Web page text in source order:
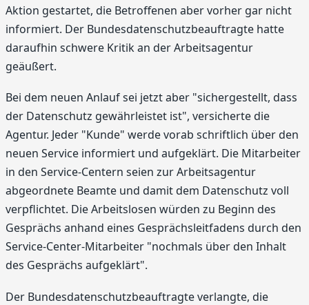
Aktion gestartet, die Betroffenen aber vorher gar nicht
informiert. Der Bundesdatenschutzbeauftragte hatte
daraufhin schwere Kritik an der Arbeitsagentur
geäußert.
Bei dem neuen Anlauf sei jetzt aber "sichergestellt, dass
der Datenschutz gewährleistet ist", versicherte die
Agentur. Jeder "Kunde" werde vorab schriftlich über den
neuen Service informiert und aufgeklärt. Die Mitarbeiter
in den Service-Centern seien zur Arbeitsagentur
abgeordnete Beamte und damit dem Datenschutz voll
verpflichtet. Die Arbeitslosen würden zu Beginn des
Gesprächs anhand eines Gesprächsleitfadens durch den
Service-Center-Mitarbeiter "nochmals über den Inhalt
des Gesprächs aufgeklärt".
Der Bundesdatenschutzbeauftragte verlangte, die